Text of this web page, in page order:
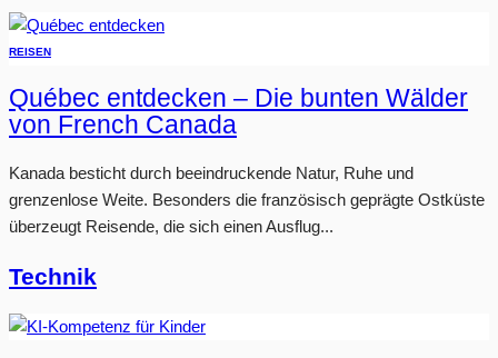
REISEN
Québec entdecken – Die bunten Wälder
von French Canada
Kanada besticht durch beeindruckende Natur, Ruhe und
grenzenlose Weite. Besonders die französisch geprägte Ostküste
überzeugt Reisende, die sich einen Ausflug...
Technik